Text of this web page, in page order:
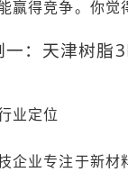
赢得竞争。你觉
一：天津树脂
业定位
企业专注于新材